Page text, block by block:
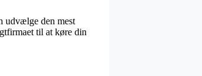
udvælge den mest
til at køre din